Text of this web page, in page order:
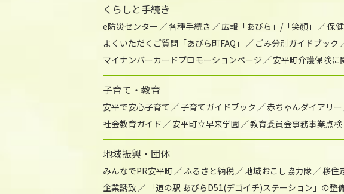
くらしと手続き
e防災センター 各種手続き 広報「あびら」/「笑顔」 保
よくいただくご質問「あびら町FAQ」
ごみ分別ガイドブック
マイナンバーカードプロモーションページ
安平町介護保険に
子育て・教育
安平で安心子育て 子育てガイドブック 赤ちゃんダイアリー
社会教育ガイド
安平町立早来学園 教育委員会事務事業点
地域振興・団体
みんなでPR安平町 ふるさと納税 地域おこし協力隊 移住
企業誘致
「道の駅 あびらD51(デゴイチ)ステーション」の整